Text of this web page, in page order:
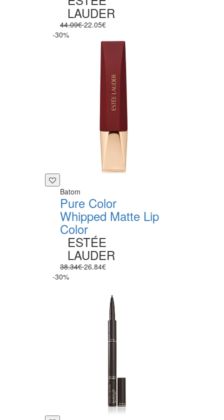
LAUDER
44.09€22.05€
-30%
Batom
Pure Color
Whipped Matte Lip
Color
ESTÉE
LAUDER
38.34€26.84€
-30%